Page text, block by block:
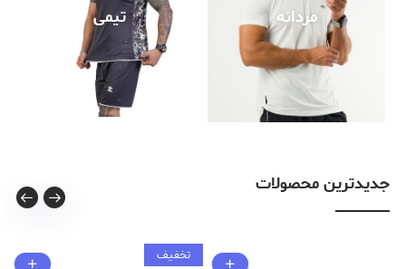
مردانه تیمی
جدیدترین محصولات
تخفیف